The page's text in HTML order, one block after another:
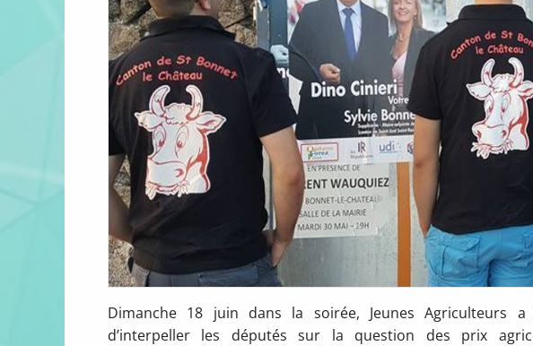
Dimanche 18 juin dans la soirée, Jeunes Agriculteurs a
d’interpeller les députés sur la question des prix